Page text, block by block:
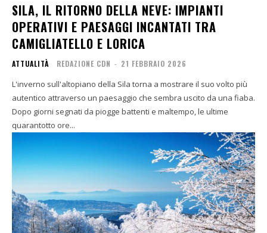
SILA, IL RITORNO DELLA NEVE: IMPIANTI
OPERATIVI E PAESAGGI INCANTATI TRA
CAMIGLIATELLO E LORICA
ATTUALITÀ REDAZIONE CDN - 21 FEBBRAIO 2026
L'inverno sull'altopiano della Sila torna a mostrare il suo volto più
autentico attraverso un paesaggio che sembra uscito da una fiaba.
Dopo giorni segnati da piogge battenti e maltempo, le ultime
quarantotto ore...